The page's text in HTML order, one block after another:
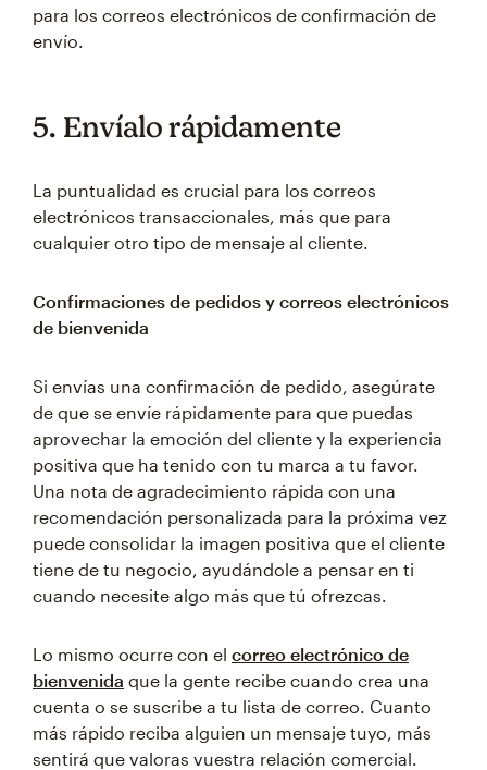
para los correos electrónicos de confirmación de
envío.
5. Envíalo rápidamente
La puntualidad es crucial para los correos
electrónicos transaccionales, más que para
cualquier otro tipo de mensaje al cliente.
Confirmaciones de pedidos y correos electrónicos
de bienvenida
Si envías una confirmación de pedido, asegúrate
de que se envíe rápidamente para que puedas
aprovechar la emoción del cliente y la experiencia
positiva que ha tenido con tu marca a tu favor.
Una nota de agradecimiento rápida con una
recomendación personalizada para la próxima vez
puede consolidar la imagen positiva que el cliente
tiene de tu negocio, ayudándole a pensar en ti
cuando necesite algo más que tú ofrezcas.
Lo mismo ocurre con el correo electrónico de
bienvenida que la gente recibe cuando crea una
cuenta o se suscribe a tu lista de correo. Cuanto
más rápido reciba alguien un mensaje tuyo, más
sentirá que valoras vuestra relación comercial.